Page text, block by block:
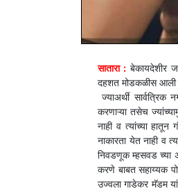
सातारा :बेकायदेशीर
दहशत मोडकळीस
ज्याअर्थी
करणाऱ्या तसेच
नाही व त्यांच्या हातून
नाकारता येत नाही व
निवडणूक म्हसवड च्या
करणे बाबत सहाय्यक
उज्वला गाडेकर मॅडम